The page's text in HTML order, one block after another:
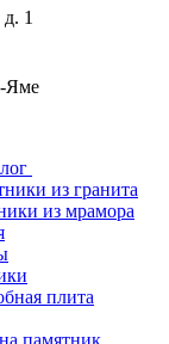
1
Яме
из гранита
из мрамора
плита
памятник